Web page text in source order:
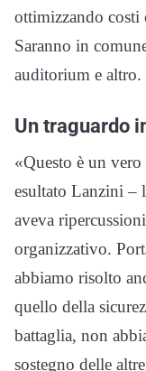
ottimizzando
Saranno in
auditorium e altro.
Un traguardo
«Questo è un
esultato Lanzini –
aveva
organizzativo.
abbiamo risolto
quello della
battaglia, non
sostegno delle